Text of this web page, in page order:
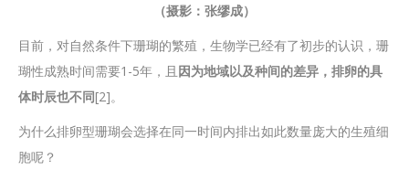
（摄影：张缪成）
目前，对自然条件下珊瑚的繁殖，生物学已经有了初步的认识，珊
瑚性成熟时间需要1-5年，且 因为地域以及种间的差异，排卵的具
体时辰也不同[2]。
为什么排卵型珊瑚会选择在同一时间内排出如此数量庞大的生殖细
胞呢？